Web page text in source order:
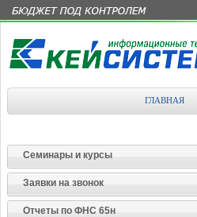
ГЛАВНАЯ
Семинары и курсы
Заявки на звонок
Отчеты по ФНС 65н